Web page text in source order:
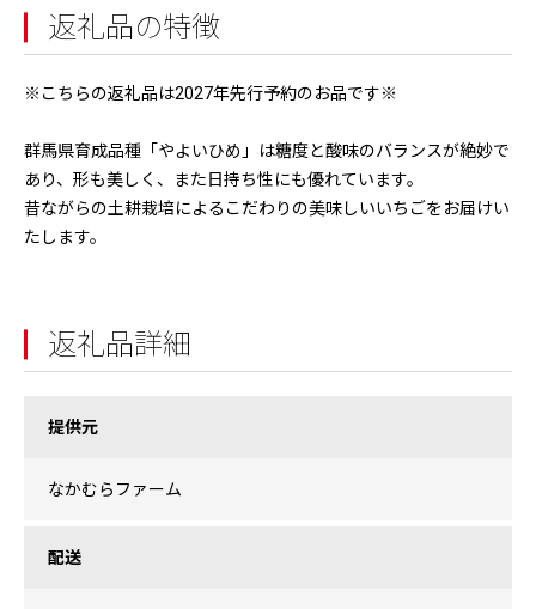
返礼品の特徴
※こちらの返礼品は2027年先行予約のお品です※
群馬県育成品種「やよいひめ」は糖度と酸味のバランスが絶妙で
あり、形も美しく、また日持ち性にも優れています。
昔ながらの土耕栽培によるこだわりの美味しいいちごをお届けい
たします。
返礼品詳細
提供元
なかむらファーム
配送